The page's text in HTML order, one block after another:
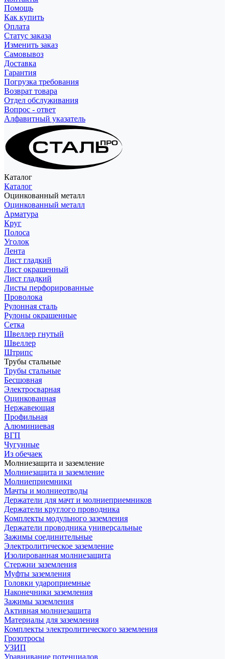
Помощь
Как купить
Оплата
Статус заказа
Изменить заказ
Самовывоз
Доставка
Гарантия
Погрузка требования
Возврат товара
Отдел обслуживания
Вопрос - ответ
Алфавитный указатель
Каталог
Каталог
Оцинкованный металл
Оцинкованный металл
Арматура
Круг
Полоса
Уголок
Лента
Лист гладкий
Лист окрашенный
Лист гладкий
Листы перфорированные
Проволока
Рулонная сталь
Рулоны окрашенные
Сетка
Швеллер гнутый
Швеллер
Штрипс
Трубы стальные
Трубы стальные
Бесшовная
Электросварная
Оцинкованная
Нержавеющая
Профильная
Алюминиевая
ВГП
Чугунные
Из обечаек
Молниезащита и заземление
Молниезащита и заземление
Молниеприемники
Мачты и молниеотводы
Держатели для мачт и молниеприемников
Держатели круглого проводника
Комплекты модульного заземления
Держатели проводника универсальные
Зажимы соединительные
Электролитическое заземление
Изолированная молниезащита
Стержни заземления
Муфты заземления
Головки удароприемные
Наконечники заземления
Зажимы заземления
Активная молниезащита
Материалы для заземления
Комплекты электролитического заземления
Грозотросы
УЗИП
Уравнивание потенциалов